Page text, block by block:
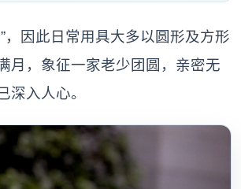
，因此日常用具大多以圆形及方形
月，象征一家老少团圆，亲密无
入人心。